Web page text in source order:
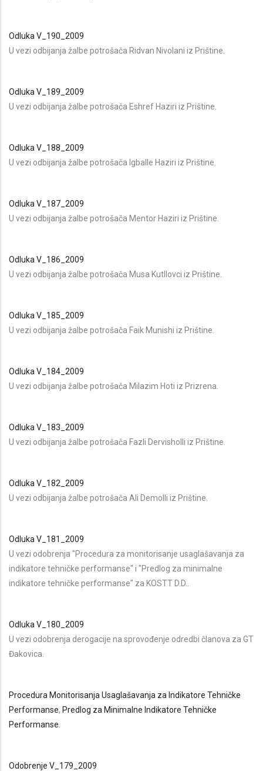
Odluka V_190_2009
U vezi odbijanja žalbe potrošača Ridvan Nivolani iz Prištine.
Odluka V_189_2009
U vezi odbijanja žalbe potrošača Eshref Haziri iz Prištine.
Odluka V_188_2009
U vezi odbijanja žalbe potrošača Igballe Haziri iz Prištine.
Odluka V_187_2009
U vezi odbijanja žalbe potrošača Mentor Haziri iz Prištine.
Odluka V_186_2009
U vezi odbijanja žalbe potrošača Musa Kutllovci iz Prištine.
Odluka V_185_2009
U vezi odbijanja žalbe potrošača Faik Munishi iz Prištine.
Odluka V_184_2009
U vezi odbijanja žalbe potrošača Milazim Hoti iz Prizrena.
Odluka V_183_2009
U vezi odbijanja žalbe potrošača Fazli Dervisholli iz Prištine.
Odluka V_182_2009
U vezi odbijanja žalbe potrošača Ali Demolli iz Prištine.
Odluka V_181_2009
U vezi odobrenja "Procedura za monitorisanje usaglašavanja za
indikatore tehničke performanse" i "Predlog za minimalne
indikatore tehničke performanse" za KOSTT D.D..
Odluka V_180_2009
U vezi odobrenja derogacije na sprovođenje odredbi članova za GT
Đakovica.
Procedura Monitorisanja Usaglašavanja za Indikatore Tehničke
Performanse, Predlog za Minimalne Indikatore Tehničke
Performanse
Odobrenje V_179_2009